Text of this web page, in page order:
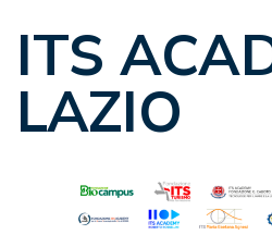
ITS
LAZIO